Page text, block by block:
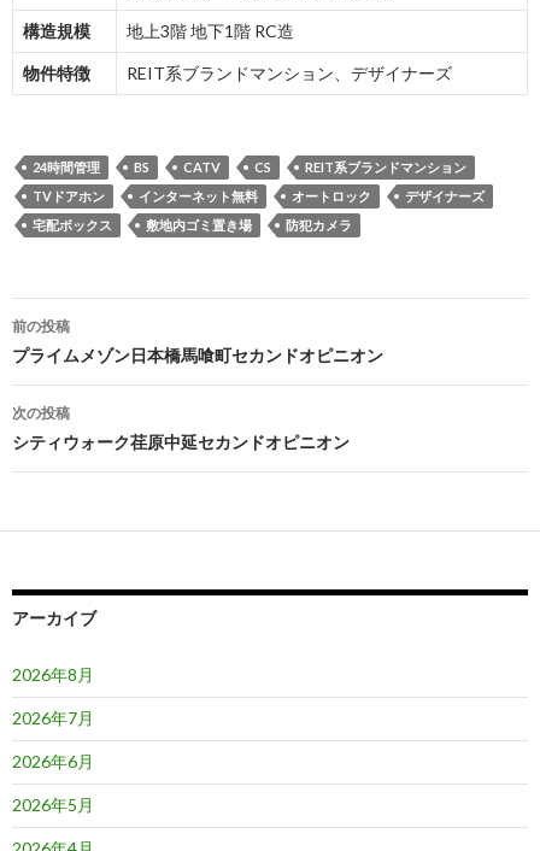
構造規模 地上3階 地下1階 RC造
物件特徴 REIT系ブランドマンション、デザイナーズ
24時間管理 BS CATV CS
REIT系ブランドマンション
TVドアホン
インターネット無料 オートロック
デザイナーズ
宅配ボックス
敷地内ゴミ置き場 防犯カメラ
投
稿
ナ
ビ
ゲ
ー
ョ
前の投稿
プライムメゾン日本橋馬喰町セカンドオピニオン
次の投稿
シティウォーク荏原中延セカンドオピニオン
アーカイブ
2026年8月
2026年7月
2026年6月
2026年5月